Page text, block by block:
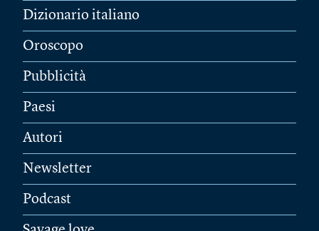
Dizionario italiano
Oroscopo
Pubblicità
Paesi
Autori
Newsletter
Podcast